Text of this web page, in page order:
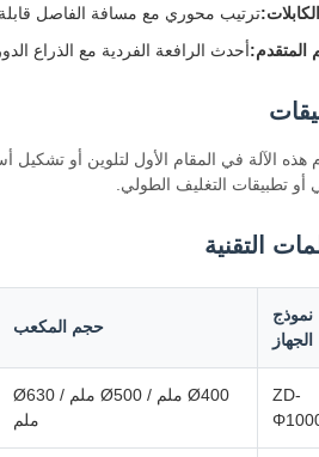
ترتيب محوري مع مسافة الفاصل
المتقدم:أحدث الرافعة الفردية مع الذراع
هذه الآلة في المقام الأول لتلوين أو تشكيل
أو تطبيقات التغليف الطولي.
التقنية
نموذج
الجهاز
حجم المكعب
ZD-
Ø400 ملم / Ø500 ملم / Ø630
ملم